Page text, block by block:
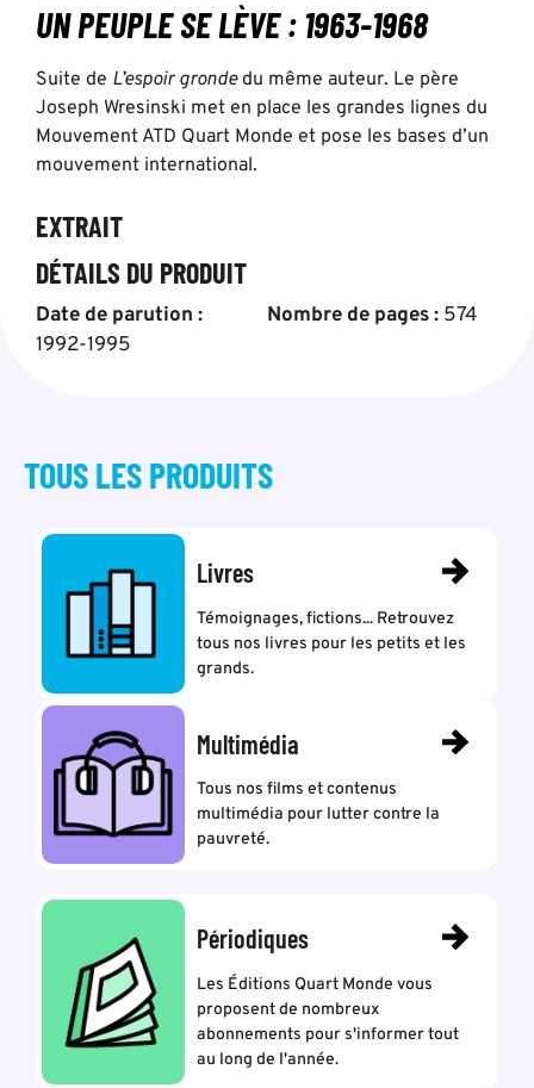
UN PEUPLE SE LÈVE :1963-1968
Suite de L’espoir grondedu même auteur. Le père
Joseph Wresinski met en place les grandes lignes du
Mouvement ATD Quart Monde et pose les bases d’un
mouvement international.
EXTRAIT
DÉTAILS DU PRODUIT
Date de parution :
1992-1995
Nombre de pages : 574
TOUS LESPRODUITS
Livres
Témoignages, fictions... Retrouvez
tous nos livres pour les petits et les
grands.
Multimédia
Tous nos films et contenus
multimédia pour lutter contre la
pauvreté.
Périodiques
Les Éditions Quart Monde vous
proposent de nombreux
abonnements pour s'informer tout
au long de l'année.